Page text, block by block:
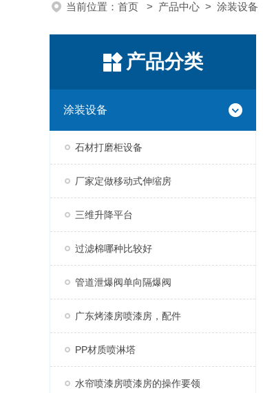
当前位置： 首页 > 产品中心 > 涂装设备
产品分类
涂装设备
石材打磨柜设备
厂家定做移动式伸缩房
三维升降平台
过滤棉哪种比较好
管道泄爆阀单向隔爆阀
广东烤漆房喷漆房，配件
PP材质喷淋塔
水帘喷漆房喷漆房的操作要领